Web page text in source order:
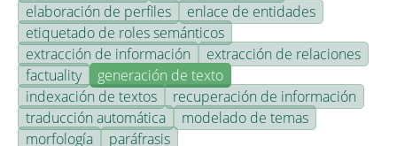
elaboración de perfiles
enlace de entidades
etiquetado de roles semánticos
extracción de información
extracción de relaciones
factuality
generación de texto
indexación de textos
recuperación de información
traducción automática
modelado de temas
morfología
paráfrasis